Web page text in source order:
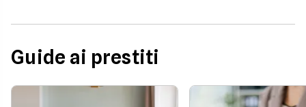
Guide ai prestiti